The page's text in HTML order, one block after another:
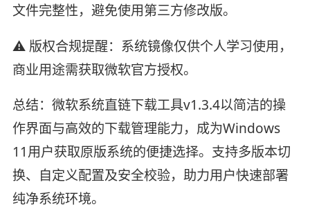
文件完整性，避免使用第三方修改版。
⚠️ 版权合规提醒：系统镜像仅供个人学习使用，
商业用途需获取微软官方授权。
总结：微软系统直链下载工具v1.3.4以简洁的操
作界面与高效的下载管理能力，成为Windows
11用户获取原版系统的便捷选择。支持多版本切
换、自定义配置及安全校验，助力用户快速部署
纯净系统环境。